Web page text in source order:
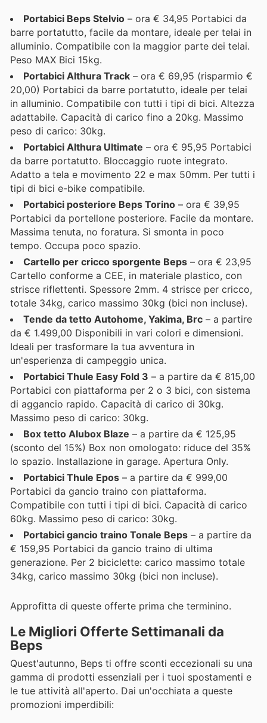
Portabici Beps Stelvio – ora € 34,95 Portabici da
barre portatutto, facile da montare, ideale per telai in
alluminio. Compatibile con la maggior parte dei telai.
Peso MAX Bici 15kg.
Portabici Althura Track – ora € 69,95 (risparmio €
20,00) Portabici da barre portatutto, ideale per telai
in alluminio. Compatibile con tutti i tipi di bici. Altezza
adattabile. Capacità di carico fino a 20kg. Massimo
peso di carico: 30kg.
Portabici Althura Ultimate – ora € 95,95 Portabici
da barre portatutto. Bloccaggio ruote integrato.
Adatto a tela e movimento 22 e max 50mm. Per tutti i
tipi di bici e-bike compatibile.
Portabici posteriore Beps Torino – ora € 39,95
Portabici da portellone posteriore. Facile da montare.
Massima tenuta, no foratura. Si smonta in poco
tempo. Occupa poco spazio.
Cartello per cricco sporgente Beps – ora € 23,95
Cartello conforme a CEE, in materiale plastico, con
strisce riflettenti. Spessore 2mm. 4 strisce per cricco,
totale 34kg, carico massimo 30kg (bici non incluse).
Tende da tetto Autohome, Yakima, Brc – a partire
da € 1.499,00 Disponibili in vari colori e dimensioni.
Ideali per trasformare la tua avventura in
un'esperienza di campeggio unica.
Portabici Thule Easy Fold 3 – a partire da € 815,00
Portabici con piattaforma per 2 o 3 bici, con sistema
di aggancio rapido. Capacità di carico di 30kg.
Massimo peso di carico: 30kg.
Box tetto Alubox Blaze – a partire da € 125,95
(sconto del 15%) Box non omologato: riduce del 35%
lo spazio. Installazione in garage. Apertura Only.
Portabici Thule Epos – a partire da € 999,00
Portabici da gancio traino con piattaforma.
Compatibile con tutti i tipi di bici. Capacità di carico
60kg. Massimo peso di carico: 30kg.
Portabici gancio traino Tonale Beps – a partire da
€ 159,95 Portabici da gancio traino di ultima
generazione. Per 2 biciclette: carico massimo totale
34kg, carico massimo 30kg (bici non incluse).
Approfitta di queste offerte prima che terminino.
Le Migliori Offerte Settimanali da
Beps
Quest'autunno, Beps ti offre sconti eccezionali su una
gamma di prodotti essenziali per i tuoi spostamenti e
le tue attività all'aperto. Dai un'occhiata a queste
promozioni imperdibili: